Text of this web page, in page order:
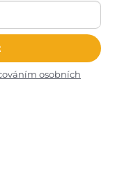
osobních